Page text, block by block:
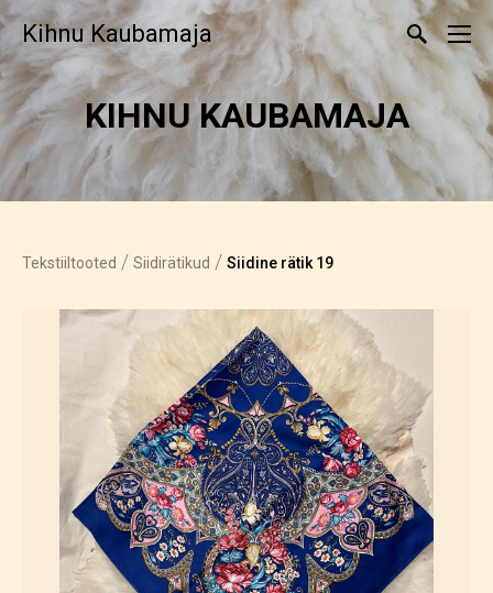
Kihnu Kaubamaja
KIHNU KAUBAMAJA
Tekstiiltooted / Siidirätikud / Siidine rätik 19